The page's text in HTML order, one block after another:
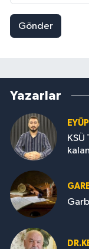
Gönder
Yazarlar